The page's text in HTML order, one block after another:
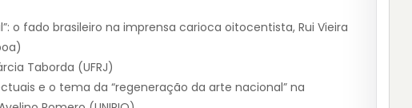
o fado brasileiro na imprensa carioca oitocentista, Rui Vieira
Taborda (UFRJ)
e o tema da “regeneração da arte nacional” na